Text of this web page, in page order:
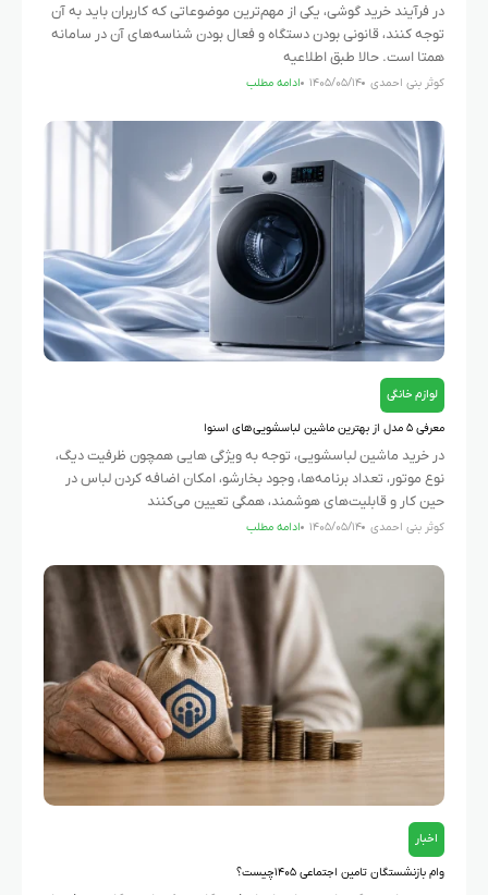
در فرآیند خرید گوشی، یکی از مهم‌ترین موضوعاتی که کاربران باید به آن
توجه کنند، قانونی بودن دستگاه و فعال بودن شناسه‌های آن در سامانه
همتا است. حالا طبق اطلاعیه
کوثر بنی احمدی ۱۴۰۵/۰۵/۱۴ ادامه مطلب
لوازم خانگی
معرفی ۵ مدل از بهترین ماشین لباسشویی‌های اسنوا
در خرید ماشین لباسشویی، توجه به ویژگی هایی همچون ظرفیت دیگ،
نوع موتور، تعداد برنامه‌ها، وجود بخارشو، امکان اضافه کردن لباس در
حین کار و قابلیت‌های هوشمند، همگی تعیین می‌کنند
کوثر بنی احمدی ۱۴۰۵/۰۵/۱۴ ادامه مطلب
اخبار
وام بازنشستگان تامین اجتماعی ۱۴۰۵چیست؟